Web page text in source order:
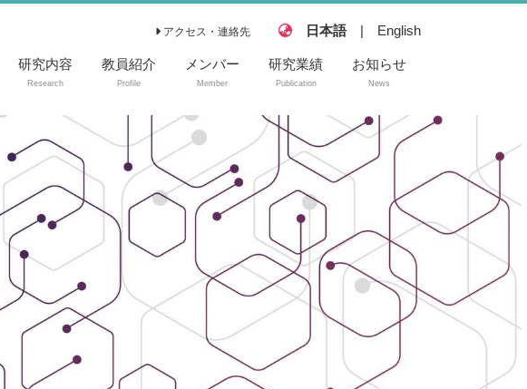
アクセス・連絡先 日本語 | English
研究内容
Research
教員紹介
Profile
メンバー
Member
研究業績
Publication
総説／雑誌記事
お知らせ
News